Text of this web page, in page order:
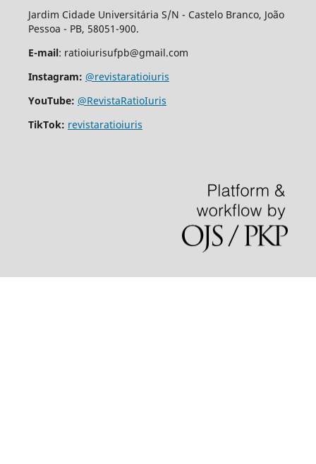
Jardim Cidade Universitária S/N - Castelo Branco, João
Pessoa - PB, 58051-900.
E-mail: ratioiurisufpb@gmail.com
Instagram: @revistaratioiuris
YouTube: @RevistaRatioIuris
TikTok: revistaratioiuris